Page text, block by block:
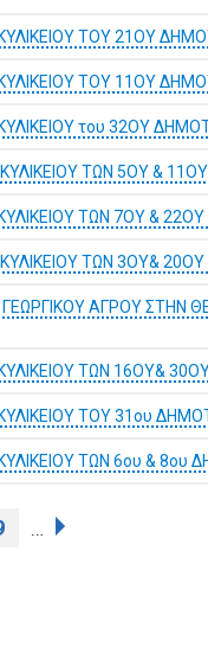
ΤΟΥ 21ΟΥ
ΤΟΥ 11ΟΥ
του 32ΟΥ
ΤΩΝ 5ΟΥ &
ΤΩΝ 7ΟΥ &
ΤΩΝ 3ΟΥ&
ΑΓΡΟΥ ΣΤΗΝ
ΤΩΝ 16ΟΥ&
ΤΟΥ 31ου
ΤΩΝ 6ου & 8ου
…